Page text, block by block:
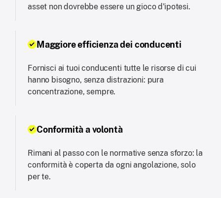
asset non dovrebbe essere un gioco d'ipotesi.
Maggiore efficienza dei conducenti
Fornisci ai tuoi conducenti tutte le risorse di cui
hanno bisogno, senza distrazioni: pura
concentrazione, sempre.
Conformità a volontà
Rimani al passo con le normative senza sforzo: la
conformità è coperta da ogni angolazione, solo
per te.